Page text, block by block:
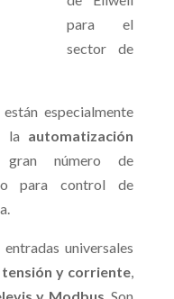
para el
sector de
especialmente
la automatización
número de
para control de
universales
y corriente,